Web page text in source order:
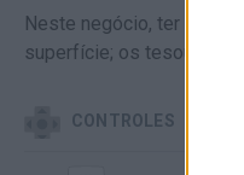
Neste negócio, ter
superfície; os tesouros
CONTROLES